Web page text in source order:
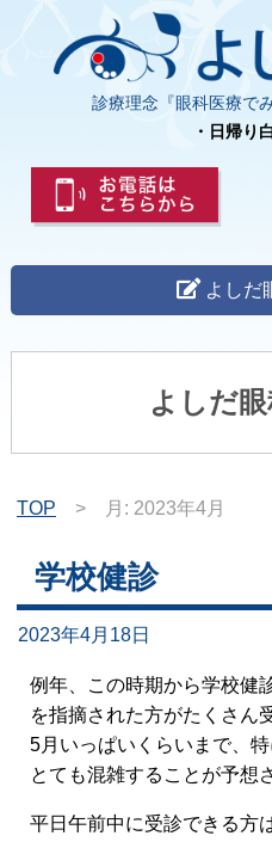
診療理念『眼科医療で
・日帰り
よしだ
よしだ
TOP > 月: 2023年4月
学校健診
2023年4月18日
例年、この時期から学校健
を指摘された方がたくさん
5月いっぱいくらいまで、
とても混雑することが予想
平日午前中に受診できる方